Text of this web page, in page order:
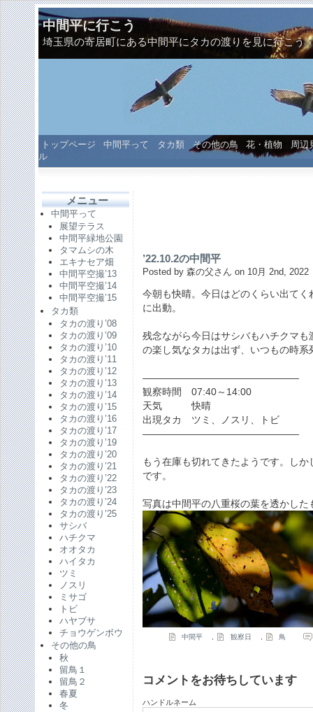
中間平に行こう
埼玉県の寄居町にある中間平にタカの渡りを見に行こう
トップページ 中間平って タカ類 その他の鳥 花・植物
周辺
ル
メニュー
中間平って
展望テラス
中間平緑地公園
タマムシの木
エキナセア畑
中間平空撮’13
中間平空撮’14
中間平空撮’15
タカ類
タカの渡り’08
タカの渡り’09
タカの渡り’10
タカの渡り’11
タカの渡り’12
タカの渡り’13
タカの渡り’14
タカの渡り’15
タカの渡り’16
タカの渡り’17
タカの渡り’19
タカの渡り’20
タカの渡り’21
タカの渡り’22
タカの渡り’23
タカの渡り’24
タカの渡り’25
サシバ
ハチクマ
オオタカ
ハイタカ
ツミ
ノスリ
ミサゴ
トビ
ハヤブサ
チョウゲンボウ
その他の鳥
秋
留鳥１
留鳥２
春夏
冬
’22.10.2の中間平
Posted by 森の父さん on 10月 2nd, 2022
今朝も快晴。今日はどのくらい出て
に出動。
残念ながら今日はサシバもハチクマ
の楽し気なタカは出ず、いつもの時系
————————————————
観察時間 07:40～14:00
天気 快晴
出現タカ ツミ、ノスリ、トビ
————————————————
もう在庫も切れてきたようです。し
です。
写真は中間平の八重桜の葉を透かした
中間平 , 観察日 , 鳥
コメントをお待ちしています
ハンドルネーム